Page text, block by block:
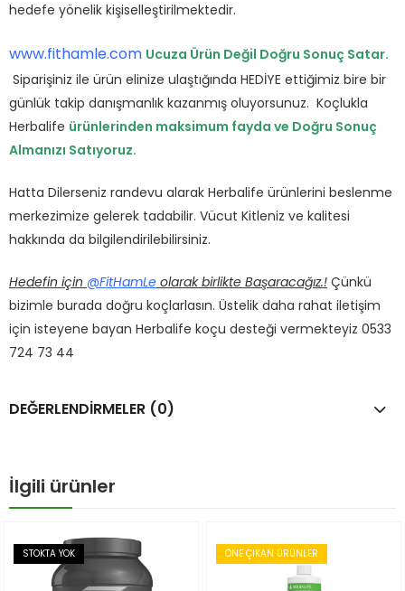
hedefe yönelik kişiselleştirilmektedir.
www.fithamle.com Ucuza Ürün Değil Doğru Sonuç Satar.
Siparişiniz ile ürün elinize ulaştığında HEDİYE ettiğimiz bire bir
günlük takip danışmanlık kazanmış oluyorsunuz. Koçlukla
Herbalife ürünlerinden maksimum fayda ve Doğru Sonuç
Almanızı Satıyoruz.
Hatta Dilerseniz randevu alarak Herbalife ürünlerini beslenme
merkezimize gelerek tadabilir. Vücut Kitleniz ve kalitesi
hakkında da bilgilendirilebilirsiniz.
Hedefin için @FitHamLe olarak birlikte Başaracağız.! Çünkü
bizimle burada doğru koçlarlasın. Üstelik daha rahat iletişim
için isteyene bayan Herbalife koçu desteği vermekteyiz 0533
724 73 44
DEĞERLENDIRMELER (0)
İlgili ürünler
STOKTA YOK ÖNE ÇIKAN ÜRÜNLER